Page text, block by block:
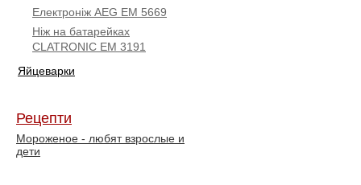
Електроніж AEG EM 5669
Ніж на батарейках
CLATRONIC EM 3191
Яйцеварки
Рецепти
Мороженое - любят взрослые и
дети